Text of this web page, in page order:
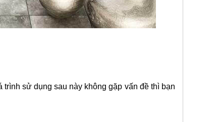
sử dụng sau này không gặp vấn đề thì bạn